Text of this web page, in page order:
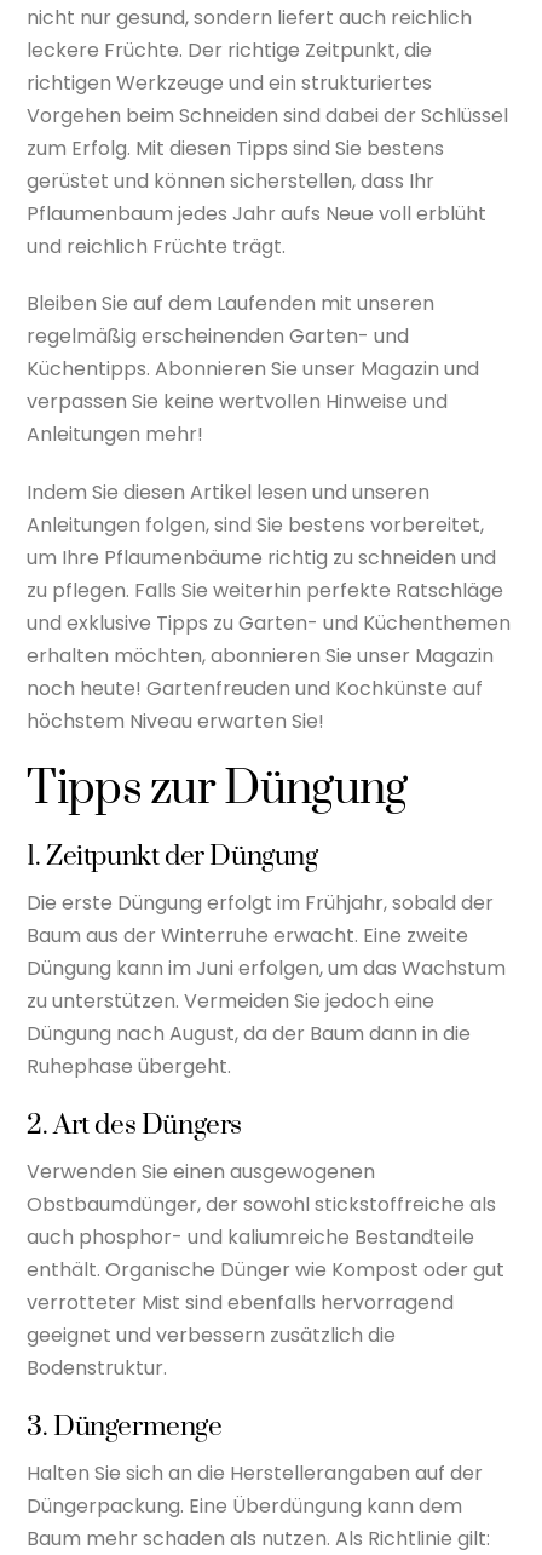
nicht nur gesund, sondern liefert auch reichlich
leckere Früchte. Der richtige Zeitpunkt, die
richtigen Werkzeuge und ein strukturiertes
Vorgehen beim Schneiden sind dabei der Schlüssel
zum Erfolg. Mit diesen Tipps sind Sie bestens
gerüstet und können sicherstellen, dass Ihr
Pflaumenbaum jedes Jahr aufs Neue voll erblüht
und reichlich Früchte trägt.
Bleiben Sie auf dem Laufenden mit unseren
regelmäßig erscheinenden Garten- und
Küchentipps. Abonnieren Sie unser Magazin und
verpassen Sie keine wertvollen Hinweise und
Anleitungen mehr!
Indem Sie diesen Artikel lesen und unseren
Anleitungen folgen, sind Sie bestens vorbereitet,
um Ihre Pflaumenbäume richtig zu schneiden und
zu pflegen. Falls Sie weiterhin perfekte Ratschläge
und exklusive Tipps zu Garten- und Küchenthemen
erhalten möchten, abonnieren Sie unser Magazin
noch heute! Gartenfreuden und Kochkünste auf
höchstem Niveau erwarten Sie!
Tipps zur Düngung
1. Zeitpunkt der Düngung
Die erste Düngung erfolgt im Frühjahr, sobald der
Baum aus der Winterruhe erwacht. Eine zweite
Düngung kann im Juni erfolgen, um das Wachstum
zu unterstützen. Vermeiden Sie jedoch eine
Düngung nach August, da der Baum dann in die
Ruhephase übergeht.
2. Art des Düngers
Verwenden Sie einen ausgewogenen
Obstbaumdünger, der sowohl stickstoffreiche als
auch phosphor- und kaliumreiche Bestandteile
enthält. Organische Dünger wie Kompost oder gut
verrotteter Mist sind ebenfalls hervorragend
geeignet und verbessern zusätzlich die
Bodenstruktur.
3. Düngermenge
Halten Sie sich an die Herstellerangaben auf der
Düngerpackung. Eine Überdüngung kann dem
Baum mehr schaden als nutzen. Als Richtlinie gilt: